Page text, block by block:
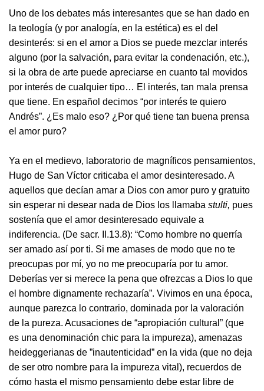
Uno de los debates más interesantes que se han dado en
la teología (y por analogía, en la estética) es el del
desinterés: si en el amor a Dios se puede mezclar interés
alguno (por la salvación, para evitar la condenación, etc.),
si la obra de arte puede apreciarse en cuanto tal movidos
por interés de cualquier tipo… El interés, tan mala prensa
que tiene. En español decimos “por interés te quiero
Andrés”. ¿Es malo eso? ¿Por qué tiene tan buena prensa
el amor puro?
Ya en el medievo, laboratorio de magníficos pensamientos,
Hugo de San Víctor criticaba el amor desinteresado. A
aquellos que decían amar a Dios con amor puro y gratuito
sin esperar ni desear nada de Dios los llamaba stulti, pues
sostenía que el amor desinteresado equivale a
indiferencia. (De sacr. II.13.8): “Como hombre no querría
ser amado así por ti. Si me amases de modo que no te
preocupas por mí, yo no me preocuparía por tu amor.
Deberías ver si merece la pena que ofrezcas a Dios lo que
el hombre dignamente rechazaría”. Vivimos en una época,
aunque parezca lo contrario, dominada por la valoración
de la pureza. Acusaciones de “apropiación cultural” (que
es una denominación chic para la impureza), amenazas
heideggerianas de ”inautenticidad” en la vida (que no deja
de ser otro nombre para la impureza vital), recuerdos de
cómo hasta el mismo pensamiento debe estar libre de